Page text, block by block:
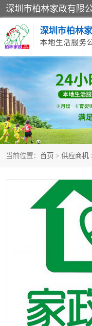
深圳市柏林
本地生活服务
当前位置： 首页 > 供应商机
家居保洁
家庭保姆